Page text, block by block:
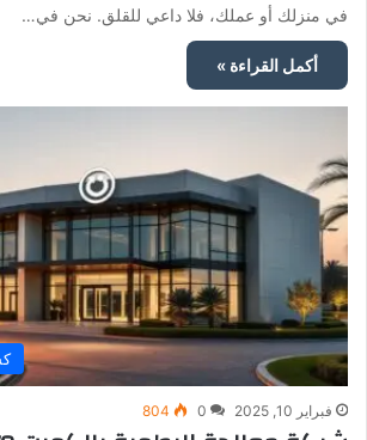
في منزلك أو عملك، فلا داعي للقلق. نحن في…
أكمل القراءة »
فبراير 10, 2025 0
804